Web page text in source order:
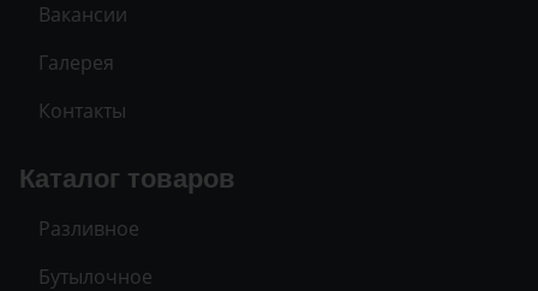
Вакансии
Галерея
Контакты
Каталог товаров
Разливное
Бутылочное